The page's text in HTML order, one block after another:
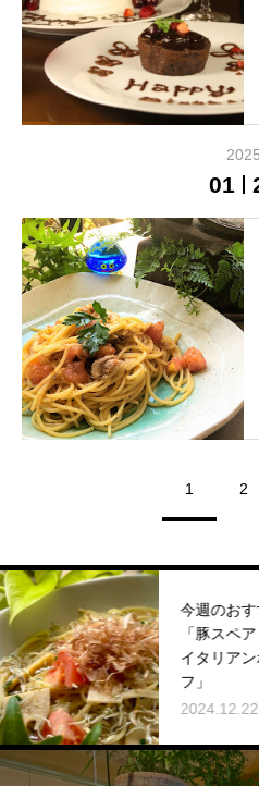
2025
01
1 2
今週のおすすめ
「豚スペアリブの
イタリアンポト
フ」
2024.12.22